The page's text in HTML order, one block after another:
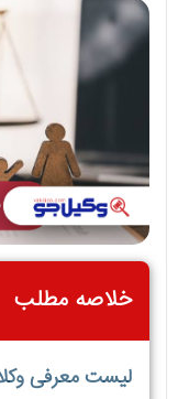
خلاصه مطلب
لیست معرفی